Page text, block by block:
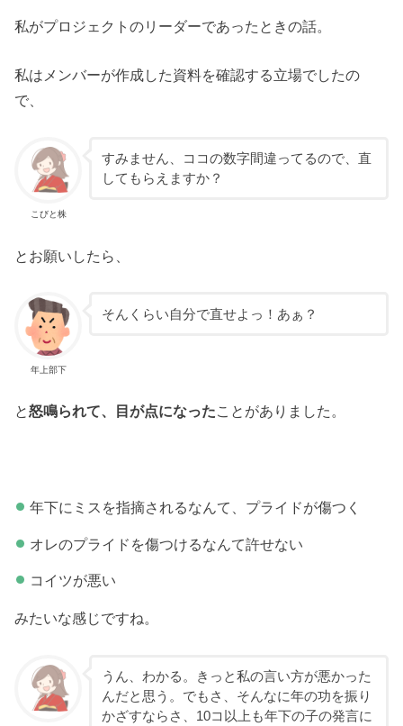
私がプロジェクトのリーダーであったときの話。
私はメンバーが作成した資料を確認する立場でしたの
で、
こびと株
すみません、ココの数字間違ってるので、直
してもらえますか？
とお願いしたら、
年上部下
そんくらい自分で直せよっ！あぁ？
と怒鳴られて、目が点になったことがありました。
年下にミスを指摘されるなんて、プライドが傷つく
オレのプライドを傷つけるなんて許せない
コイツが悪い
みたいな感じですね。
うん、わかる。きっと私の言い方が悪かった
んだと思う。でもさ、そんなに年の功を振り
かざすならさ、10コ以上も年下の子の発言に